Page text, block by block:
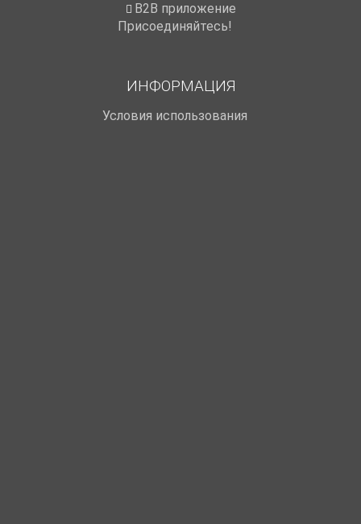
B2B приложение
Присоединяйтесь!
ИНФОРМАЦИЯ
Условия использования